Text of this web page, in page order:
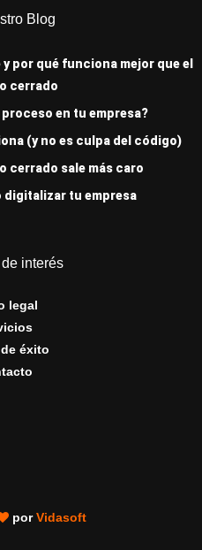
Blog
por qué funciona mejor que el
cerrado
en tu empresa?
(y no es culpa del código)
cerrado sale más caro
digitalizar tu empresa
interés
legal
éxito
porVidasoft